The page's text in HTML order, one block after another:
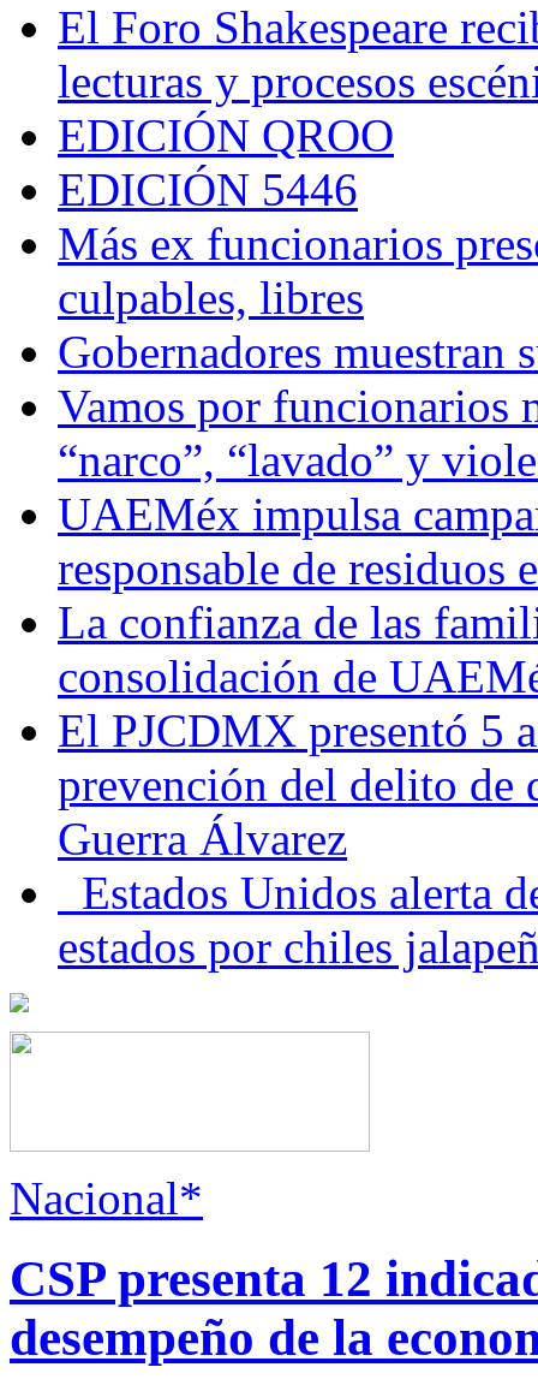
El Foro Shakespeare
lecturas y procesos
EDICIÓN QROO
EDICIÓN 5446
Más ex funcionarios
culpables, libres
Gobernadores muestran
Vamos por funcionarios
“narco”, “lavado” y
UAEMéx impulsa
responsable de residuos
La confianza de las
consolidación de
El PJCDMX presentó 5
prevención del delito de
Guerra Álvarez
Estados Unidos alerta
estados por chiles
Nacional*
CSP presenta 12
desempeño de la